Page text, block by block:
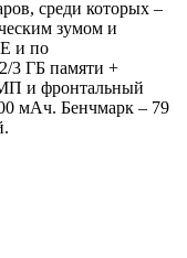
среди которых –
зумом и
и по
3 ГБ памяти +
и фронтальный
мАч. Бенчмарк – 79